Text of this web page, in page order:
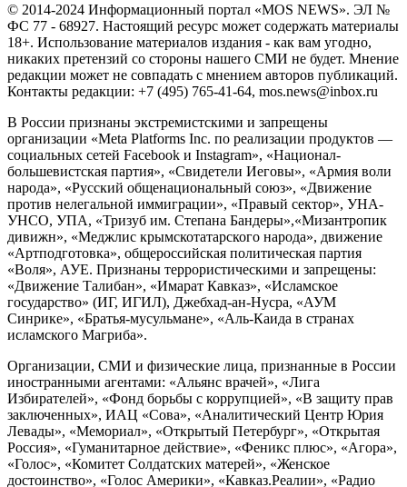
© 2014-2024 Информационный портал «MOS NEWS». ЭЛ №
ФС 77 - 68927. Настоящий ресурс может содержать материалы
18+. Использование материалов издания - как вам угодно,
никаких претензий со стороны нашего СМИ не будет. Мнение
редакции может не совпадать с мнением авторов публикаций.
Контакты редакции: +7 (495) 765-41-64, mos.news@inbox.ru
В России признаны экстремистскими и запрещены
организации «Meta Platforms Inc. по реализации продуктов —
социальных сетей Facebook и Instagram», «Национал-
большевистская партия», «Свидетели Иеговы», «Армия воли
народа», «Русский общенациональный союз», «Движение
против нелегальной иммиграции», «Правый сектор», УНА-
УНСО, УПА, «Тризуб им. Степана Бандеры»,«Мизантропик
дивижн», «Меджлис крымскотатарского народа», движение
«Артподготовка», общероссийская политическая партия
«Воля», АУЕ. Признаны террористическими и запрещены:
«Движение Талибан», «Имарат Кавказ», «Исламское
государство» (ИГ, ИГИЛ), Джебхад-ан-Нусра, «АУМ
Синрике», «Братья-мусульмане», «Аль-Каида в странах
исламского Магриба».
Организации, СМИ и физические лица, признанные в России
иностранными агентами: «Альянс врачей», «Лига
Избирателей», «Фонд борьбы с коррупцией», «В защиту прав
заключенных», ИАЦ «Сова», «Аналитический Центр Юрия
Левады», «Мемориал», «Открытый Петербург», «Открытая
Россия», «Гуманитарное действие», «Феникс плюс», «Агора»,
«Голос», «Комитет Солдатских матерей», «Женское
достоинство», «Голос Америки», «Кавказ.Реалии», «Радио